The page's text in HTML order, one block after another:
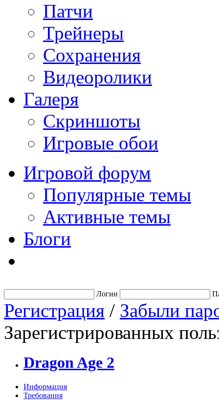
Патчи
Трейнеры
Сохранения
Видеоролики
Галеря
Скриншоты
Игровые обои
Игровой форум
Популярные темы
Активные темы
Блоги
Логин
Регистрация / Забыли
Зарегистрированных
Dragon Age 2
Информация
Требования